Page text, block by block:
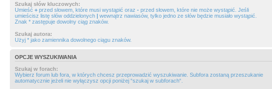
Szukaj słów kluczowych:
Umieść + przed słowem, które musi wystąpić oraz - przed słowem, które nie może wystąpić. Jeśli
umieścisz listę słów oddzielonych | wewnątrz nawiasów, tylko jedno ze słów będzie musiało wystąpić.
Znak * zastępuje dowolny ciąg znaków.
Szukaj autora:
Użyj * jako zamiennika dowolnego ciągu znaków.
OPCJE WYSZUKIWANIA
Szukaj w forach:
Wybierz forum lub fora, w których chcesz przeprowadzić wyszukiwanie. Subfora zostaną przeszukanie
automatycznie jeżeli nie wyłączysz opcji poniżej “szukaj w subforach“.